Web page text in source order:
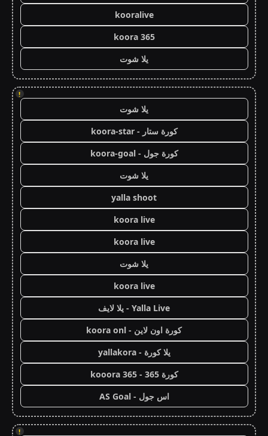
kooralive
koora 365
يلا شوت
!
يلا شوت
كورة ستار - koora-star
كورة جول - koora-goal
يلا شوت
yalla shoot
koora live
koora live
يلا شوت
koora live
Yalla Live - يلا لايف
كورة اون لاين - koora onl
يلا كورة - yallakora
كورة 365 - kooora 365
اس جول - AS Goal
!